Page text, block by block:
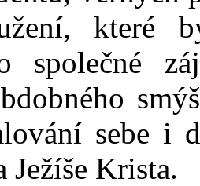
které
společné
sebe i
Ježíše Krista.